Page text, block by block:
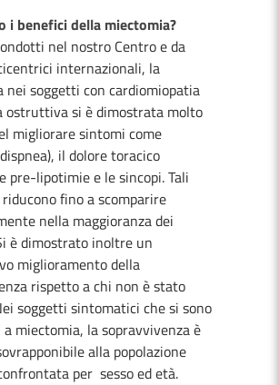
i benefici della miectomia?
nel nostro Centro e da
internazionali, la
nei soggetti con cardiomiopatia
ostruttiva si è dimostrata molto
migliorare sintomi come
il dolore toracico
pre-lipotimie e le sincopi. Tali
fino a scomparire
nella maggioranza dei
è dimostrato inoltre un
miglioramento della
rispetto a chi non è stato
soggetti sintomatici che si sono
miectomia, la sopravvivenza è
alla popolazione
per sesso ed età.